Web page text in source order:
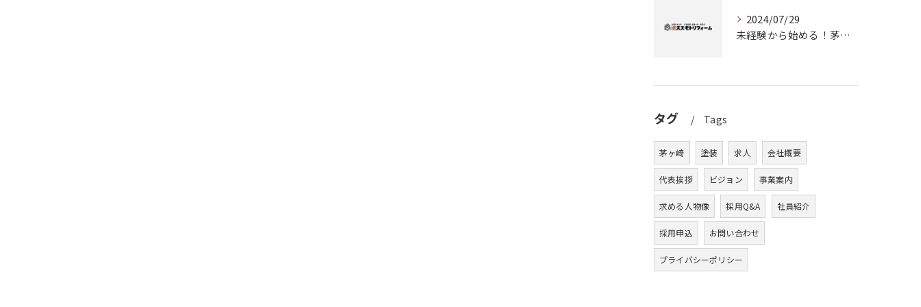
2024/07/29
未経験から始める！茅ヶ崎で塗装職人としてのキャリアアップ
タグ Tags
茅ヶ崎 塗装 求人 会社概要
代表挨拶 ビジョン 事業案内
求める人物像 採用Q&A 社員紹介
採用申込 お問い合わせ
プライバシーポリシー